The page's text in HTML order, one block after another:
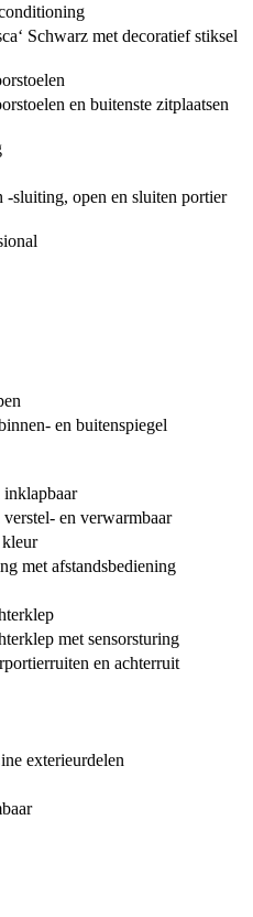
Schwarz met decoratief stiksel
en buitenste zitplaatsen
sluiting, open en sluiten portier
en buitenspiegel
inklapbaar
en verwarmbaar
kleur
met afstandsbediening
met sensorsturing
en achterruit
exterieurdelen